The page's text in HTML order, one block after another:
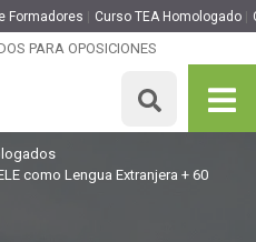
Formadores Curso TEA Homologado
PARA OPOSICIONES
ELE como Lengua
como Lengua Extranjera + 60